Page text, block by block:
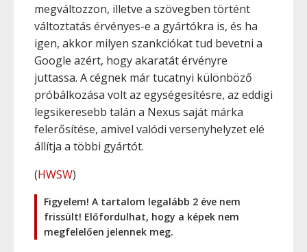
megváltozzon, illetve a szövegben történt
változtatás érvényes-e a gyártókra is, és ha
igen, akkor milyen szankciókat tud bevetni a
Google azért, hogy akaratát érvényre
juttassa. A cégnek már tucatnyi különböző
próbálkozása volt az egységesítésre, az eddigi
legsikeresebb talán a Nexus saját márka
felerősítése, amivel valódi versenyhelyzet elé
állítja a többi gyártót.
(HWSW)
Figyelem! A tartalom legalább 2 éve nem
frissült! Előfordulhat, hogy a képek nem
megfelelően jelennek meg.